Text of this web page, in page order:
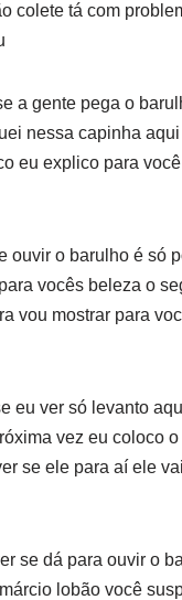
colete tá com
a gente pega o
nessa capinha
eu explico para
ouvir o barulho é só
vocês beleza o
vou mostrar para
eu ver só levanto
vez eu coloco
se ele para aí ele
se dá para ouvir o
lobão você